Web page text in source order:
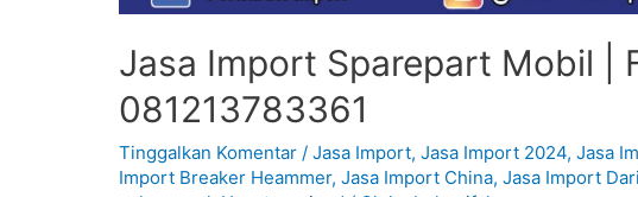
Jasa Import Sparepart Mobil |
081213783361
Tinggalkan Komentar /Jasa Import,Jasa Import 2024,Jasa
Import Breaker Heammer,Jasa Import China,Jasa Import